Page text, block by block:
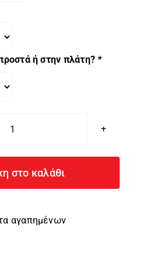
ή στην πλάτη? *
T-
στο καλάθι
αγαπημένων